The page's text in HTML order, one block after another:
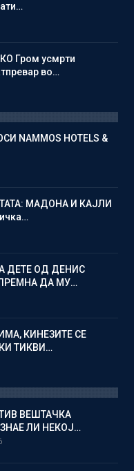
Гром усмрти
во…
NAMMOS HOTELS &
МАДОНА И КАЈЛИ
ДЕТЕ ОД ДЕНИС
ДА МУ…
КИНЕЗИТЕ СЕ
ТИКВИ…
ВЕШТАЧКА
ЛИ НЕКОЈ…